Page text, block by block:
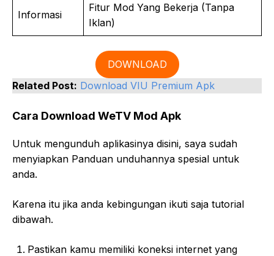
Informasi
Fitur Mod Yang Bekerja (Tanpa
Iklan)
DOWNLOAD
Related Post: Download VIU Premium Apk
Cara Download WeTV Mod Apk
Untuk mengunduh aplikasinya disini, saya sudah
menyiapkan Panduan unduhannya spesial untuk
anda.
Karena itu jika anda kebingungan ikuti saja tutorial
dibawah.
Pastikan kamu memiliki koneksi internet yang